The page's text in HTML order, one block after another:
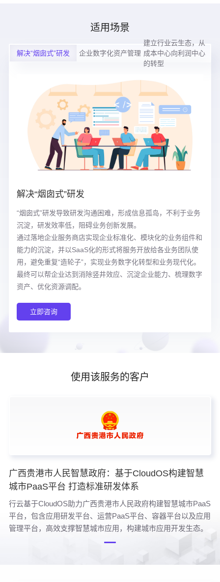
适用场景
解决“烟囱式”研发 企业数字化资产管理
建立行业云生态，从
成本中心向利润中心
的转型
解决“烟囱式”研发
“烟囱式”研发导致研发沟通困难，形成信息孤岛，不利于业务
沉淀，研发效率低，阻碍业务创新发展。
通过落地企业服务商店实现企业标准化、模块化的业务组件和
能力的沉淀，并以SaaS化的形式将服务开放给各业务团队使
用，避免重复“造轮子”，实现业务数字化转型和业务现代化。
最终可以帮企业达到消除竖井效应、沉淀企业能力、梳理数字
资产、优化资源调配。
立即咨询
使用该服务的客户
广西贵港市人民智慧政府：基于CloudOS构建智慧
城市PaaS平台 打造标准研发体系
行云基于CloudOS助力广西贵港市人民政府构建智慧城市PaaS
平台，包含应用研发平台、运营PaaS平台、容器平台以及应用
管理平台，高效支撑智慧城市应用，构建城市应用开发生态。